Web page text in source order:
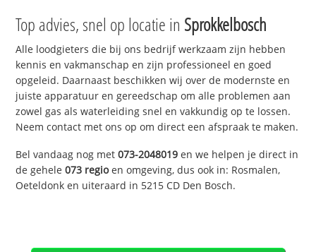
Top advies, snel op locatie in Sprokkelbosch
Alle loodgieters die bij ons bedrijf werkzaam zijn hebben
kennis en vakmanschap en zijn professioneel en goed
opgeleid. Daarnaast beschikken wij over de modernste en
juiste apparatuur en gereedschap om alle problemen aan
zowel gas als waterleiding snel en vakkundig op te lossen.
Neem contact met ons op om direct een afspraak te maken.
Bel vandaag nog met073-2048019 en we helpen je direct in
de gehele073 regioen omgeving, dus ook in: Rosmalen,
Oeteldonk en uiteraard in 5215 CD Den Bosch.